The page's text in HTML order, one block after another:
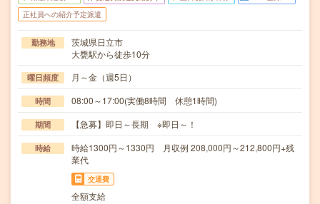
正社員への紹介予定派遣
勤務地
茨城県日立市
大甕駅から徒歩10分
曜日頻度 月～金（週5日）
時間 08:00～17:00(実働8時間 休憩1時間)
期間 【急募】即日～長期 ※即日～！
時給
時給1300円～1330円 月収例 208,000円～212,800円+残
業代
交通費
全額支給